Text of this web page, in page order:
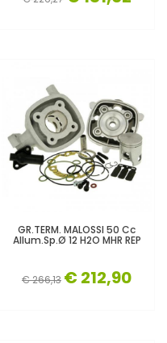
GR.TERM. MALOSSI 50 Cc
Allum.sp.Ø 12 H2O MHR REP
€ 266,13 € 212,90